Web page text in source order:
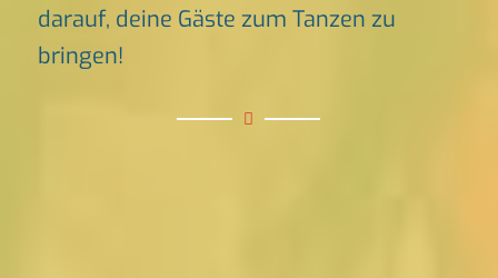
darauf, deine Gäste zum Tanzen zu
bringen!